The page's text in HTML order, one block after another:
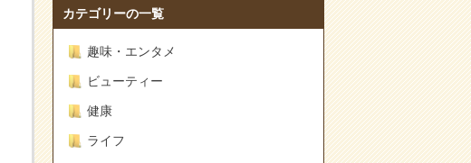
カテゴリーの一覧
趣味・エンタメ
ビューティー
健康
ライフ